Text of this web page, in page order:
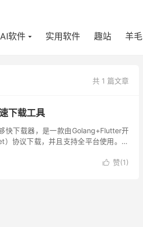
AI软件 实用软件 趣站 羊毛
共 1 篇文章
下载工具
快下载器，是一款由Golang+Flutter开
协议下载，并且支持全平台使用。除
 赞(1)